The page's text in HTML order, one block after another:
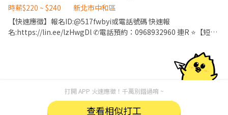
時薪$220 ~ $240
新北市中和區
【快速應徵】報名ID:@517fwbyi或電話號碼 快速報
名:https://lin.ee/lzHwgDl ✆電話預約：0968932960 連R ⭐【短期
11:30-12:30 17:00-18:00 晚班：23:00-24:00 03:00-04:00 ▶️薪資結打開 APP 火速應徵！千萬別錯過唷 ~
查看相似打工